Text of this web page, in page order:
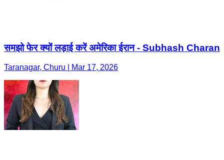
समझो फेर क्यों लड़ाई करें अमेरिका ईरान - Subhash Charan
Taranagar, Churu | Mar 17, 2026